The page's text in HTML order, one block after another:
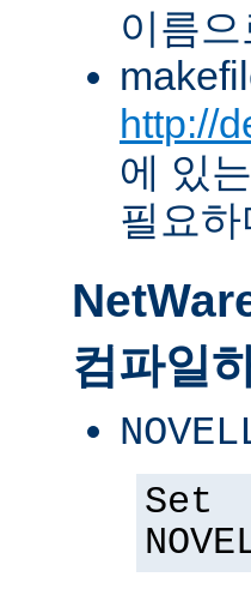
이름
http://
에 있
필요하
컴파일
Set